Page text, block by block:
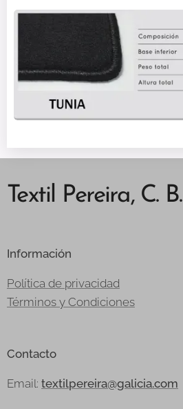
Textil Pereira, C. B.
Información
Política de privacidad
Términos y Condiciones
Contacto
Email: textilpereira@galicia.com